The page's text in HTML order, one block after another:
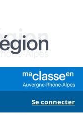
Se connecter